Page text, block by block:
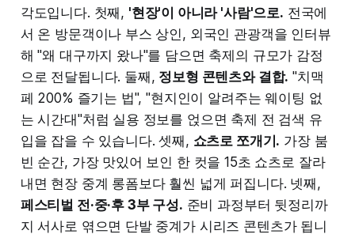
각도입니다. 첫째, '현장'이 아니라 '사람'으로. 전국에
서 온 방문객이나 부스 상인, 외국인 관광객을 인터뷰
해 "왜 대구까지 왔나"를 담으면 축제의 규모가 감정
으로 전달됩니다. 둘째, 정보형 콘텐츠와 결합. "치맥
페 200% 즐기는 법", "현지인이 알려주는 웨이팅 없
는 시간대"처럼 실용 정보를 얹으면 축제 전 검색 유
입을 잡을 수 있습니다. 셋째, 쇼츠로 쪼개기. 가장 붐
빈 순간, 가장 맛있어 보인 한 컷을 15초 쇼츠로 잘라
내면 현장 중계 롱폼보다 훨씬 넓게 퍼집니다. 넷째,
페스티벌 전·중·후 3부 구성. 준비 과정부터 뒷정리까
지 서사로 엮으면 단발 중계가 시리즈 콘텐츠가 됩니